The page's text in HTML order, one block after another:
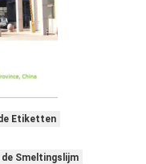
Etiketten
Smeltingslijm